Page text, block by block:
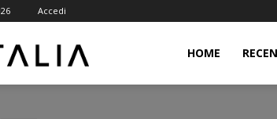
Accedi
HOME